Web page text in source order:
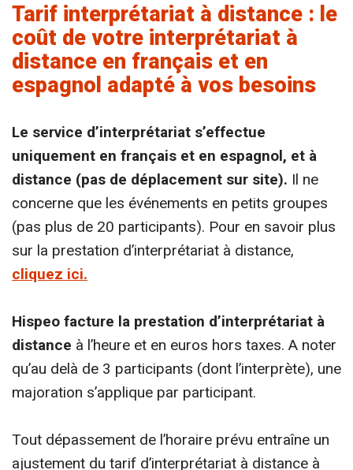
Tarif interprétariat à distance : le
coût de votre interprétariat à
distance en français et en
espagnol adapté à vos besoins
Le service d’interprétariat s’effectue
uniquement en français et en espagnol, et à
distance (pas de déplacement sur site). Il ne
concerne que les événements en petits groupes
(pas plus de 20 participants). Pour en savoir plus
sur la prestation d’interprétariat à distance,
cliquez ici.
Hispeo facture la prestation d’interprétariat à
distance à l’heure et en euros hors taxes. A noter
qu’au delà de 3 participants (dont l’interprète), une
majoration s’applique par participant.
Tout dépassement de l’horaire prévu entraîne un
ajustement du tarif d’interprétariat à distance à